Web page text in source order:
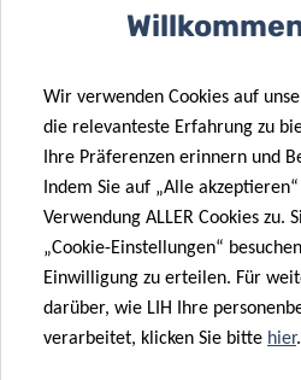
Datenschutz
Lesen Sie mehr über den
Verarbeitung
Organisation von
Wir verwenden Cookies auf
die relevanteste Erfahrung zu
Ihre Präferenzen erinnern und
Indem Sie auf „Alle
Verwendung ALLER Cookies zu.
„Cookie-Einstellungen“
Einwilligung zu erteilen. Für
darüber, wie LIH Ihre
verarbeitet, klicken Sie bitte hier.